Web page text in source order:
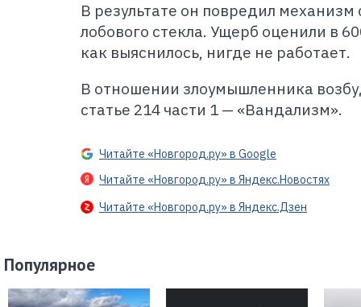
В результате он повредил механизм
лобового стекла. Ущерб оценили в
как выяснилось, нигде не работает.
В отношении злоумышленника
статье 214 части 1 — «Вандализм».
Читайте «Новгород.ру» в Google
Читайте «Новгород.ру» в Яндекс.Новостях
Читайте «Новгород.ру» в Яндекс.Дзен
Популярное